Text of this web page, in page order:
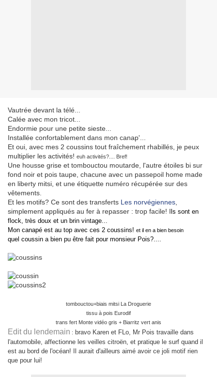
Vautrée devant la télé...
Calée avec mon tricot...
Endormie pour une petite sieste...
Installée confortablement dans mon canap'...
Et oui, avec mes 2 coussins tout fraîchement rhabillés, je peux
multiplier les activités! euh activités?.... Bref!
Une housse grise et tombouctou moutarde, l'autre étoiles bi sur
fond noir et pois taupe, chacune avec un passepoil home made
en liberty mitsi, et une étiquette numéro récupérée sur des
vêtements.
Et les motifs? Ce sont des transferts Les norvégiennes
simplement appliqués au fer à repasser : trop facile! I ls sont en
flock, très doux et un brin vintage...
Mon canapé est au top avec ces 2 coussins! et il en a bien besoin
quel coussin a bien pu être fait pour monsieur Pois?....
tombouctou+biais mitsi La Droguerie
tissu à pois Eurodif
trans fert Monte vidéo gris + Biarritz vert anis
Edit du lendemain : bravo Karen et FLo, Mr Pois travaille dans
l'automobile, affectionne les veilles citroën, et pratique le surf quand il
est au bord de l'océan! Il aurait d'ailleurs aimé avoir ce joli motif rien
que pour lui!